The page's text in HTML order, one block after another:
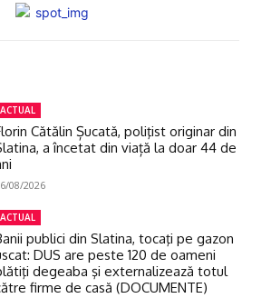
ACTUAL
Cătălin Șucată, poliţist originar din
a încetat din viață la doar 44 de
08/2026
ACTUAL
publici din Slatina, tocaţi pe gazon
DUS are peste 120 de oameni
degeaba şi externalizează totul
firme de casă (DOCUMENTE)